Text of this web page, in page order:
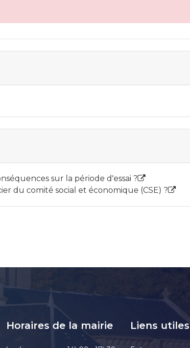
sur la période d'essai ?
du comité social et économique (CSE) ?
Horaires de la mairie Liens utiles